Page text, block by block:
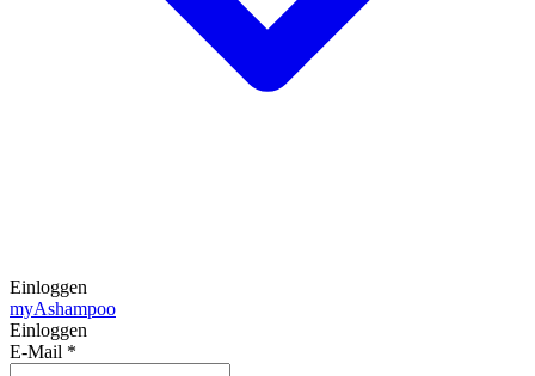
Einloggen
myAshampoo
Einloggen
E-Mail *